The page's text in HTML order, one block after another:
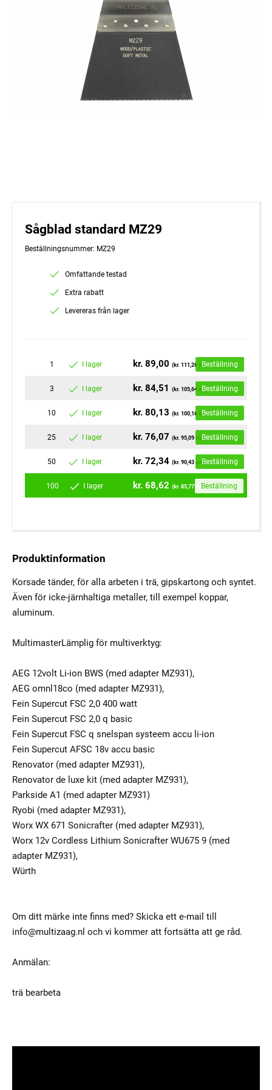
Sågblad standard MZ29
Beställningsnummer: MZ29
Omfattande testad
Extra rabatt
Levereras från lager
1 I lager kr. 89,00(kr. 111,26 inc)Beställning
3 I lager kr. 84,51(kr. 105,64 inc)Beställning
10 I lager kr. 80,13(kr. 100,16 inc)Beställning
25 I lager kr. 76,07(kr. 95,09 inc)Beställning
50 I lager kr. 72,34(kr. 90,43 inc)Beställning
100 I lager kr. 68,62(kr. 85,77 inc)Beställning
Produktinformation
Korsade tänder, för alla arbeten i trä, gipskartong och syntet.
Även för icke-järnhaltiga metaller, till exempel koppar,
aluminum.
MultimasterLämplig för multiverktyg:
AEG 12volt Li-ion BWS (med adapter MZ931),
AEG omnl18co (med adapter MZ931),
Fein Supercut FSC 2,0 400 watt
Fein Supercut FSC 2,0 q basic
Fein Supercut FSC q snelspan systeem accu li-ion
Fein Supercut AFSC 18v accu basic
Renovator (med adapter MZ931),
Renovator de luxe kit (med adapter MZ931),
Parkside A1 (med adapter MZ931)
Ryobi (med adapter MZ931),
Worx WX 671 Sonicrafter (med adapter MZ931),
Worx 12v Cordless Lithium Sonicrafter WU675 9 (med
adapter MZ931),
Würth
Om ditt märke inte finns med? Skicka ett e-mail till
info@multizaag.nl och vi kommer att fortsätta att ge råd.
Anmälan:
trä bearbeta